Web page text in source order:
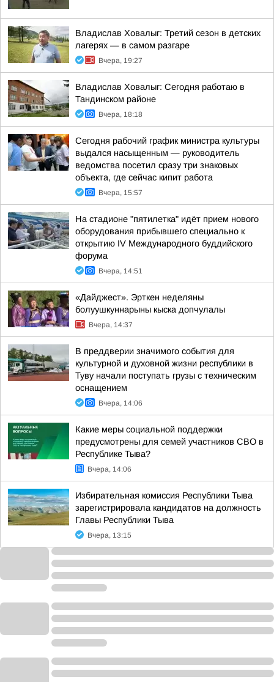
Владислав Ховалыг: Третий сезон в детских
лагерях — в самом разгаре
Вчера, 19:27
Владислав Ховалыг: Сегодня работаю в
Тандинском районе
Вчера, 18:18
Сегодня рабочий график министра культуры
выдался насыщенным — руководитель
ведомства посетил сразу три знаковых
объекта, где сейчас кипит работа
Вчера, 15:57
На стадионе "пятилетка" идёт прием нового
оборудования прибывшего специально к
открытию IV Международного буддийского
форума
Вчера, 14:51
«Дайджест». Эрткен неделяны
болуушкуннарыны кыска допчулалы
Вчера, 14:37
В преддверии значимого события для
культурной и духовной жизни республики в
Туву начали поступать грузы с техническим
оснащением
Вчера, 14:06
Какие меры социальной поддержки
предусмотрены для семей участников СВО в
Республике Тыва?
Вчера, 14:06
Избирательная комиссия Республики Тыва
зарегистрировала кандидатов на должность
Главы Республики Тыва
Вчера, 13:15